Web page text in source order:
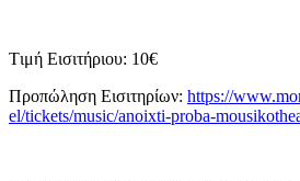
Tιμή Εισιτήριου: 10€
Προπώληση Εισιτηρίων: https://
el/tickets/music/anoixti-proba-